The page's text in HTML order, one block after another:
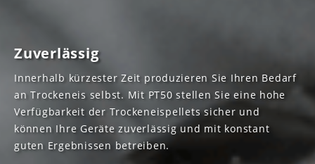
Zuverlässig
Innerhalb kürzester Zeit produzieren Sie Ihren Bedarf
an Trockeneis selbst. Mit PT50 stellen Sie eine hohe
Verfügbarkeit der Trockeneispellets sicher und
können Ihre Geräte zuverlässig und mit konstant
guten Ergebnissen betreiben.